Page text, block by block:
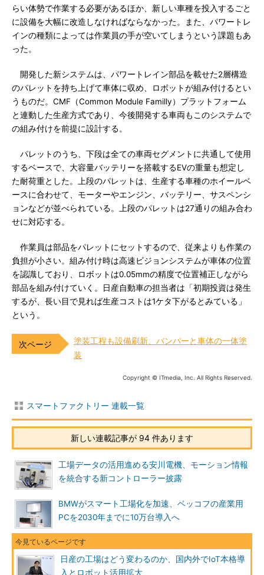
らい体勢で作業する必要があるほか、新しい車種を投入するごと
に設備を大幅に改造しなければならなかった。また、パワートレ
インの種類によっては作業員の手が空いてしまうという課題もあ
った。
開発した新システムは、パワートレイン部品を載せた2層構造
のパレットを持ち上げて車体に収め、ロボットが組み付けるとい
うものだ。CMF（Common Module Familly）プラットフォーム
と連動した生産方式であり、今後開発する車両もこのシステムで
の組み付けを前提に設計する。
パレットのうち、下段は全ての車両セグメントに共通して使用
するベースで、大容量バッテリーを搭載するEVの重量も想定し
た耐荷重とした。上段のパレットは、生産する車種のホイールベ
ースに合わせて、モーターやエンジン、バッテリー、サスペンシ
ョンなどが並べられている。上段のパレットは27通りの組み合わ
せに対応する。
作業員は部品をパレットにセットするので、従来よりも作業の
負担が小さい。組み付け時は高速ビジョンシステムが車体の位置
を認識しており、ロボットは0.05mmの精度で位置補正しながら
部品を組み付けていく。日産自動車の担当者は「初期投資は発生
するが、長い目で見れば生産コストは1ケタ下がるとみている」
という。
塗装工程も設備刷新、バンパーと車体の一体塗
装
Copyright © ITmedia, Inc. All Rights Reserved.
スマートファクトリー 連載一覧
新しい連載記事が 94 件あります
工場データの活用進める安川電機、モーション情報
を統合する新コントローラー披露
BMWがスマート工場化を加速、ベッコフの産業用
PCを2030年までに10万台導入へ
日産の工場はどう変わるのか、国内外でIoT本格導
入とロボット活用拡大